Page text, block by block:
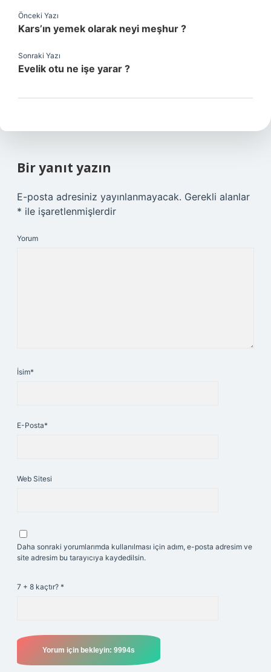
Önceki Yazı
Kars’ın yemek olarak neyi meşhur ?
Sonraki Yazı
Evelik otu ne işe yarar ?
Bir yanıt yazın
E-posta adresiniz yayınlanmayacak. Gerekli alanlar
* ile işaretlenmişlerdir
Yorum
İsim*
E-Posta*
Web Sitesi
Daha sonraki yorumlarımda kullanılması için adım, e-posta adresim ve
site adresim bu tarayıcıya kaydedilsin.
7 + 8 kaçtır? *